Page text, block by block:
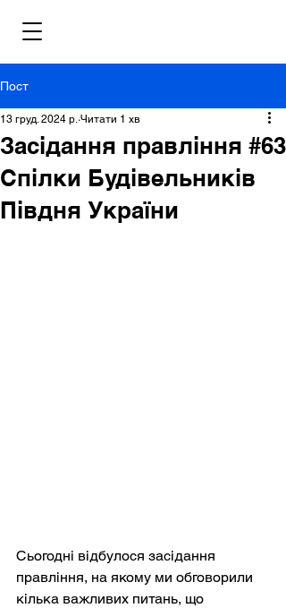
Пост
Засідання правління #63
Спілки Будівельників
Півдня України
13 груд. 2024 р. Читати 1 хв
Сьогодні відбулося засідання
правління, на якому ми обговорили
кілька важливих питань, що